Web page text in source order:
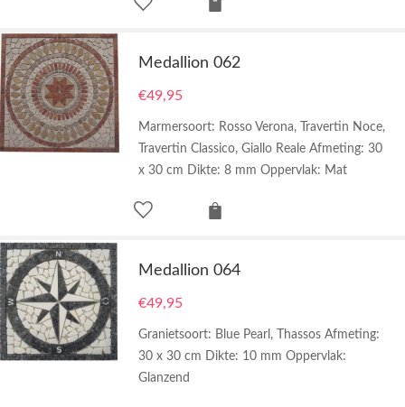
Medallion 062
€49,95
Marmersoort: Rosso Verona, Travertin Noce,
Travertin Classico, Giallo Reale Afmeting: 30
x 30 cm Dikte: 8 mm Oppervlak: Mat
Medallion 064
€49,95
Granietsoort: Blue Pearl, Thassos Afmeting:
30 x 30 cm Dikte: 10 mm Oppervlak:
Glanzend